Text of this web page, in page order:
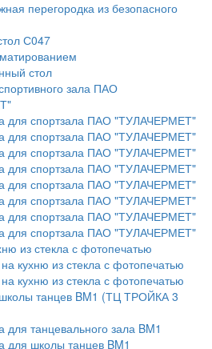
перегородка из безопасного
С047
стол
зала ПАО
для спортзала ПАО "ТУЛАЧЕРМЕТ"
для спортзала ПАО "ТУЛАЧЕРМЕТ"
для спортзала ПАО "ТУЛАЧЕРМЕТ"
для спортзала ПАО "ТУЛАЧЕРМЕТ"
для спортзала ПАО "ТУЛАЧЕРМЕТ"
для спортзала ПАО "ТУЛАЧЕРМЕТ"
для спортзала ПАО "ТУЛАЧЕРМЕТ"
для спортзала ПАО "ТУЛАЧЕРМЕТ"
из стекла с фотопечатью
кухню из стекла с фотопечатью
кухню из стекла с фотопечатью
танцев BM1 (ТЦ ТРОЙКА 3
для танцевального зала BM1
для школы танцев BM1